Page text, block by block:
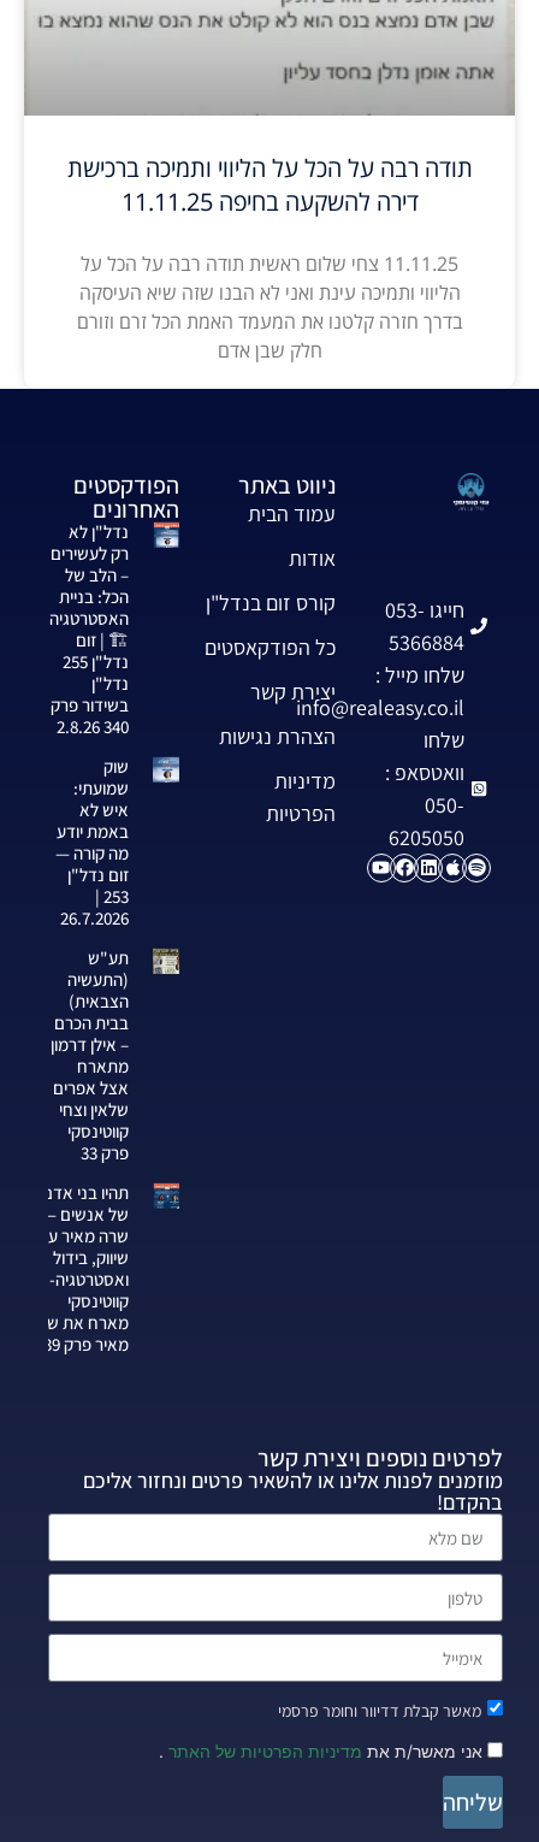
תודה רבה על הכל על הליווי ותמיכה ברכישת
דירה להשקעה בחיפה 11.11.25
11.11.25 צחי שלום ראשית תודה רבה על הכל על
הליווי ותמיכה עינת ואני לא הבנו שזה שיא העיסקה
בדרך חזרה קלטנו את המעמד האמת הכל זרם וזורם
חלק שבן אדם
חייגו 053-
5366884
שלחו מייל :
info@realeasy.co.il
שלחו
וואטסאפ :
050-
6205050
ניווט באתר
עמוד הבית
אודות
קורס זום בנדל"ן
כל הפודקאסטים
יצירת קשר
הצהרת נגישות
מדיניות
הפרטיות
הפודקסטים
האחרונים
נדל"ן לא
רק לעשירים
– הלב של
הכל: בניית
האסטרטגיה
🏗️ | זום
נדל"ן 255
נדל"ן
בשידור פרק
340 2.8.26
שוק
שמועתי:
איש לא
באמת יודע
מה קורה —
זום נדל"ן
253 |
26.7.2026
תע"ש
(התעשיה
הצבאית)
בבית הכרם
– אילן דרמון
מתארח
אצל אפרים
שלאין וצחי
קווטינסקי
פרק 33
תהיו בני אדם
של אנשים —
שרה מאיר על
שיווק, בידול
ואסטרטגיה-צחי
קווטינסקי
מארח את שרה
מאיר פרק 339
לפרטים נוספים ויצירת קשר
מוזמנים לפנות אלינו או להשאיר פרטים ונחזור אליכם
בהקדם!
מאשר קבלת דדיוור וחומר פרסמי
אני מאשר/ת את מדיניות הפרטיות של האתר .
שליחה